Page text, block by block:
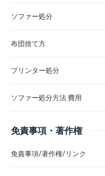
ソファー処分
布団捨て方
プリンター処分
ソファー処分方法 費用
免責事項・著作権
免責事項/著作権/リンク